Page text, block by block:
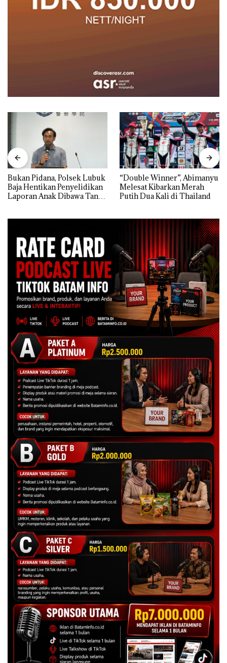
Bukan Pidana, Polsek Lubuk
Baja Hentikan Penyelidikan
Laporan Anak Dibawa Tanpa
“Double Winner”, Abimanyu
Melesat Kibarkan Merah
Putih Dua Kali di Thailand